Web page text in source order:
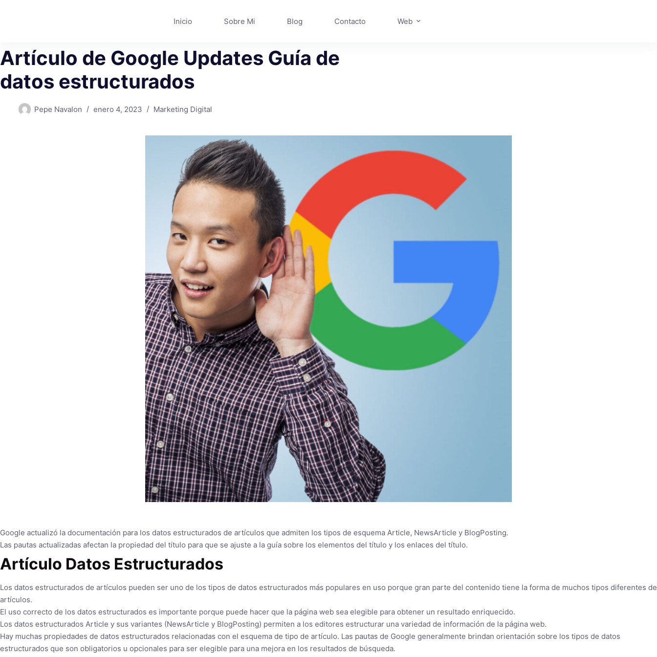
Inicio Sobre Mi Blog Contacto Web
Artículo de Google Updates Guía de
datos estructurados
Pepe Navalon enero 4, 2023 Marketing Digital
Google actualizó la documentación para los datos estructurados de artículos que admiten los tipos de esquema Article, NewsArticle y BlogPosting.
Las pautas actualizadas afectan la propiedad del título para que se ajuste a la guía sobre los elementos del título y los enlaces del título.
Artículo Datos Estructurados
Los datos estructurados de artículos pueden ser uno de los tipos de datos estructurados más populares en uso porque gran parte del contenido tiene la forma de muchos tipos diferentes de
artículos.
El uso correcto de los datos estructurados es importante porque puede hacer que la página web sea elegible para obtener un resultado enriquecido.
Los datos estructurados Article y sus variantes (NewsArticle y BlogPosting) permiten a los editores estructurar una variedad de información de la página web.
Hay muchas propiedades de datos estructurados relacionadas con el esquema de tipo de artículo. Las pautas de Google generalmente brindan orientación sobre los tipos de datos
estructurados que son obligatorios u opcionales para ser elegible para una mejora en los resultados de búsqueda.